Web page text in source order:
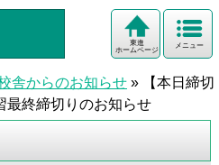
メニュー
東進
ホームページ
舎からのお知らせ »
【本日締切
最終締切りのお知らせ